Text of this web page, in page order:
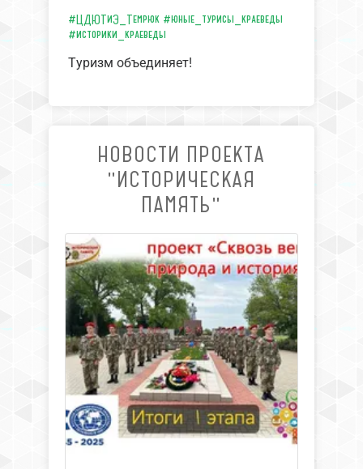
#ЦДЮТиЭ_Темрюк #юные_турисы_краеведы
#историки_краеведы
Туризм объединяет!
НОВОСТИ ПРОЕКТА
"ИСТОРИЧЕСКАЯ
ПАМЯТЬ"